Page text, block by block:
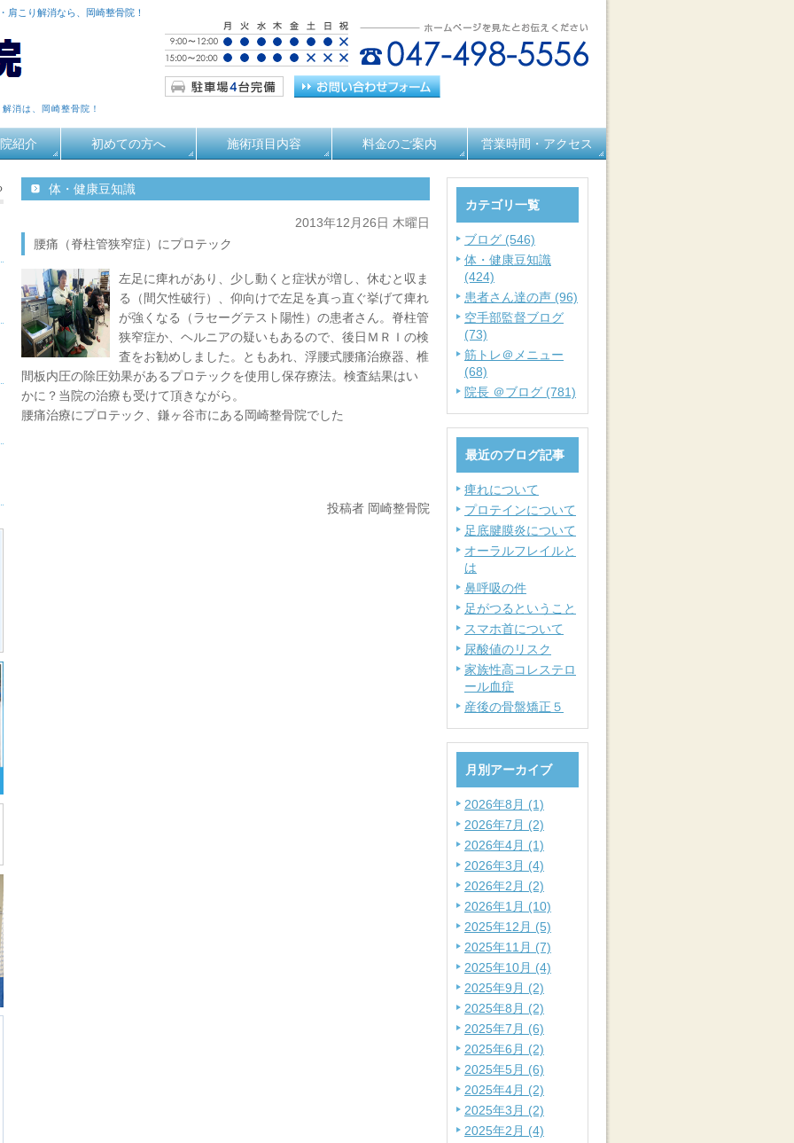
肩こり解消なら、岡崎整骨院！
消は、岡崎整骨院！
紹介 初めての方へ 施術項目内容 料金のご案内 営業時間・アクセス
体・健康豆知識
2013年12月26日 木曜日
腰痛（脊柱管狭窄症）にプロテック
左足に痺れがあり、少し動くと症状が増し、休むと収ま
る（間欠性破行）、仰向けで左足を真っ直ぐ挙げて痺れ
が強くなる（ラセーグテスト陽性）の患者さん。脊柱管
狭窄症か、ヘルニアの疑いもあるので、後日ＭＲＩの検
査をお勧めしました。ともあれ、浮腰式腰痛治療器、椎
間板内圧の除圧効果があるプロテックを使用し保存療法。検査結果はい
かに？当院の治療も受けて頂きながら。
腰痛治療にプロテック、鎌ヶ谷市にある岡崎整骨院でした
投稿者 岡崎整骨院
カテゴリ一覧
ブログ (546)
体・健康豆知識
(424)
患者さん達の声 (96)
空手部監督ブログ
(73)
筋トレ＠メニュー
(68)
院長 ＠ブログ (781)
最近のブログ記事
痺れについて
プロテインについて
足底腱膜炎について
オーラルフレイルと
は
鼻呼吸の件
足がつるということ
スマホ首について
尿酸値のリスク
家族性高コレステロ
ール血症
産後の骨盤矯正５
月別アーカイブ
2026年8月 (1)
2026年7月 (2)
2026年4月 (1)
2026年3月 (4)
2026年2月 (2)
2026年1月 (10)
2025年12月 (5)
2025年11月 (7)
2025年10月 (4)
2025年9月 (2)
2025年8月 (2)
2025年7月 (6)
2025年6月 (2)
2025年5月 (6)
2025年4月 (2)
2025年3月 (2)
2025年2月 (4)